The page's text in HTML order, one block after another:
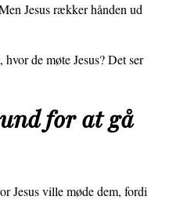
Jesus rækker hånden ud
de møte Jesus? Det ser
for at gå
Jesus ville møde dem, fordi